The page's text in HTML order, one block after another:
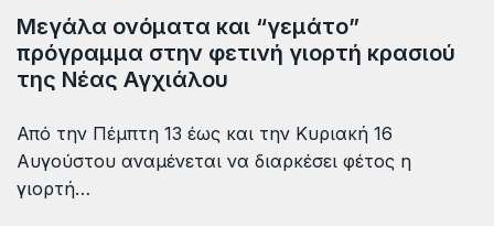
Μεγάλα ονόματα και “γεμάτο”
πρόγραμμα στην φετινή γιορτή κρασιού
της Νέας Αγχιάλου
Από την Πέμπτη 13 έως και την Κυριακή 16
Αυγούστου αναμένεται να διαρκέσει φέτος η
γιορτή…